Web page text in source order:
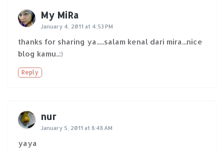
My MiRa
January 4, 2011 at 4:53 PM
thanks for sharing ya.....salam kenal dari mira...nice
blog kamu..:)
Reply
nur
January 5, 2011 at 8:48 AM
yaya